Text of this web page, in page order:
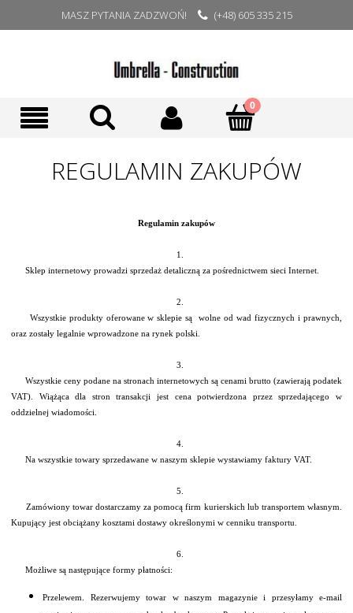
MASZ PYTANIA ZADZWOŃ! (+48) 605 335 215
REGULAMIN ZAKUPÓW
Regulamin zakupów
1.
Sklep internetowy prowadzi sprzedaż detaliczną za pośrednictwem sieci Internet.
2.
Wszystkie produkty oferowane w sklepie są wolne od wad fizycznych i prawnych,
oraz zostały legalnie wprowadzone na rynek polski.
3.
Wszystkie ceny podane na stronach internetowych są cenami brutto (zawierają podatek
VAT). Wiążąca dla stron transakcji jest cena potwierdzona przez sprzedającego w
oddzielnej wiadomości.
4.
Na wszystkie towary sprzedawane w naszym sklepie wystawiamy faktury VAT.
5.
Zamówiony towar dostarczamy za pomocą firm kurierskich lub transportem własnym.
Kupujący jest obciążany kosztami dostawy określonymi w cenniku transportu.
6.
Możliwe są następujące formy płatności:
Przelewem. Rezerwujemy towar w naszym magazynie i przesyłamy e-mail